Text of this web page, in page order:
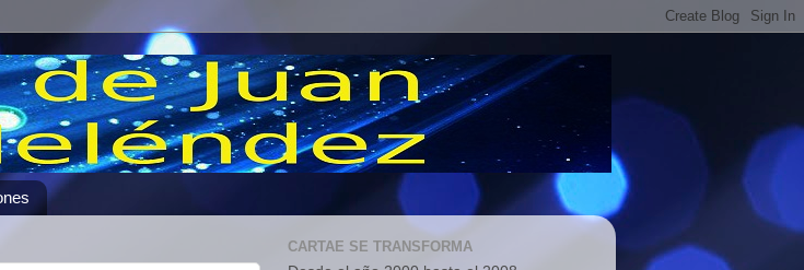
CARTAE SE TRANSFORMA